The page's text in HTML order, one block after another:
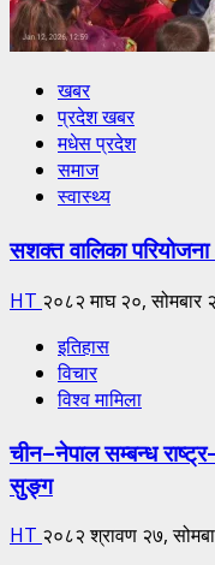
खबर
प्रदेश खबर
मधेस प्रदेश
समाज
स्वास्थ्य
सशक्त वालिका
HT २०८२ माघ २०, सोमबार
इतिहास
विचार
विश्व मामिला
चीन–नेपाल सम्बन्ध
सुङ्ग
HT २०८२ श्रावण २७,